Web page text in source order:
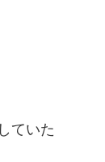
ていた